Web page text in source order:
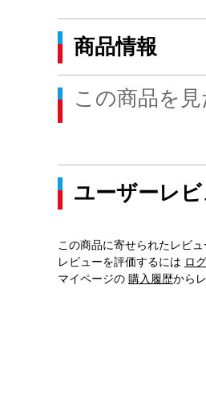
商品情報
この商品を
ユーザーレ
この商品に寄せられたレビュ
レビューを評価するには ロ
マイページの 購入履歴から